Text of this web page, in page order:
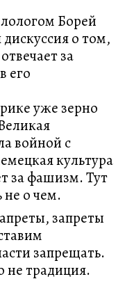
Борей
о том,
за
его
уже зерно
войной с
культура
за фашизм. Тут
не о чем.
запреты
запрещать.
не традиция.